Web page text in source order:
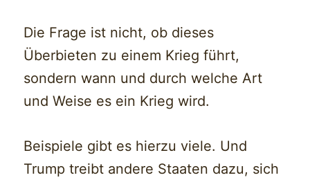
Die Frage ist nicht, ob dieses
Überbieten zu einem Krieg führt,
sondern wann und durch welche Art
und Weise es ein Krieg wird.
Beispiele gibt es hierzu viele. Und
Trump treibt andere Staaten dazu, sich